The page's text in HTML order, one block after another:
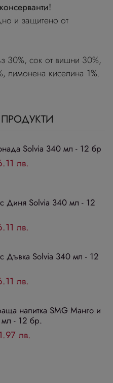
и защитено от
30%, сок от вишни 30%,
лимонена киселина 1%.
Solvia 340 мл - 12 бр
лв.
Диня Solvia 340 мл - 12
лв.
Дъвка Solvia 340 мл - 12
лв.
напитка SMG Манго и
- 12 бр.
лв.